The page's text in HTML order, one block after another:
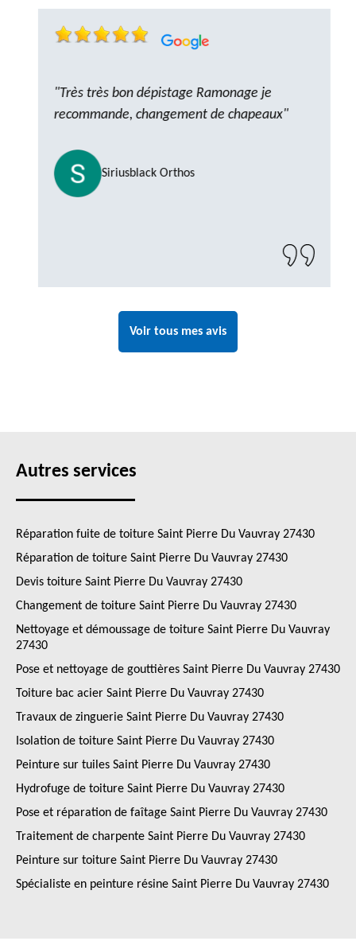
"Très très bon dépistage Ramonage je
recommande, changement de chapeaux"
Siriusblack Orthos
Voir tous mes avis
Autres services
Réparation fuite de toiture Saint Pierre Du Vauvray 27430
Réparation de toiture Saint Pierre Du Vauvray 27430
Devis toiture Saint Pierre Du Vauvray 27430
Changement de toiture Saint Pierre Du Vauvray 27430
Nettoyage et démoussage de toiture Saint Pierre Du Vauvray
27430
Pose et nettoyage de gouttières Saint Pierre Du Vauvray 27430
Toiture bac acier Saint Pierre Du Vauvray 27430
Travaux de zinguerie Saint Pierre Du Vauvray 27430
Isolation de toiture Saint Pierre Du Vauvray 27430
Peinture sur tuiles Saint Pierre Du Vauvray 27430
Hydrofuge de toiture Saint Pierre Du Vauvray 27430
Pose et réparation de faîtage Saint Pierre Du Vauvray 27430
Traitement de charpente Saint Pierre Du Vauvray 27430
Peinture sur toiture Saint Pierre Du Vauvray 27430
Spécialiste en peinture résine Saint Pierre Du Vauvray 27430